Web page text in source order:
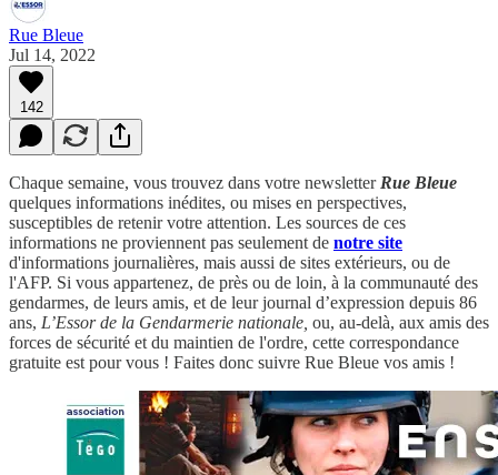
Rue Bleue
Jul 14, 2022
142
Chaque semaine, vous trouvez dans votre newsletter Rue Bleue
quelques informations inédites, ou mises en perspectives,
susceptibles de retenir votre attention. Les sources de ces
informations ne proviennent pas seulement de notre site
d'informations journalières, mais aussi de sites extérieurs, ou de
l'AFP. Si vous appartenez, de près ou de loin, à la communauté des
gendarmes, de leurs amis, et de leur journal d’expression depuis 86
ans, L’Essor de la Gendarmerie nationale, ou, au-delà, aux amis des
forces de sécurité et du maintien de l'ordre, cette correspondance
gratuite est pour vous ! Faites donc suivre Rue Bleue vos amis !